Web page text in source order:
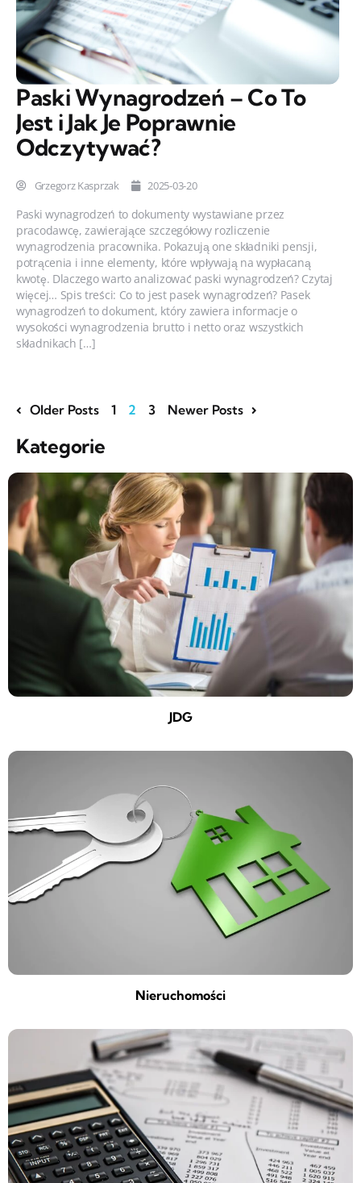
Paski Wynagrodzeń – Co To
Jest i Jak Je Poprawnie
Odczytywać?
Grzegorz Kasprzak 2025-03-20
Paski wynagrodzeń to dokumenty wystawiane przez
pracodawcę, zawierające szczegółowy rozliczenie
wynagrodzenia pracownika. Pokazują one składniki pensji,
potrącenia i inne elementy, które wpływają na wypłacaną
kwotę. Dlaczego warto analizować paski wynagrodzeń? Czytaj
więcej… Spis treści: Co to jest pasek wynagrodzeń? Pasek
wynagrodzeń to dokument, który zawiera informacje o
wysokości wynagrodzenia brutto i netto oraz wszystkich
składnikach […]
Older Posts 1 2 3 Newer Posts
Kategorie
JDG
Nieruchomości